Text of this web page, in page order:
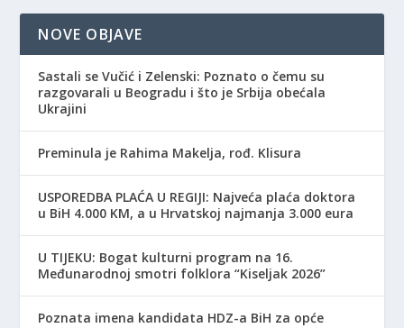
NOVE OBJAVE
Sastali se Vučić i Zelenski: Poznato o čemu su
razgovarali u Beogradu i što je Srbija obećala
Ukrajini
Preminula je Rahima Makelja, rođ. Klisura
USPOREDBA PLAĆA U REGIJI: Najveća plaća doktora
u BiH 4.000 KM, a u Hrvatskoj najmanja 3.000 eura
​U TIJEKU: Bogat kulturni program na 16.
Međunarodnoj smotri folklora “Kiseljak 2026”
Poznata imena kandidata HDZ-a BiH za opće